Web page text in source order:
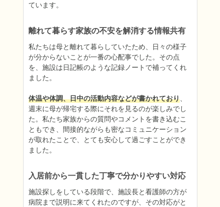
ています。
離れて暮らす家族の不安を解消する情報共有
私たちは母と離れて暮らしていたため、日々の様子
が分からないことが一番の心配事でした。その点
を、施設は日記帳のような記録ノートで補ってくれ
ました。
体温や体調、日中の活動内容などが書かれており、
週末に母が帰宅する際にそれを見るのが楽しみでし
た。私たち家族からの質問やコメントを書き込むこ
ともでき、間接的ながらも密なコミュニケーション
が取れたことで、とても安心して過ごすことができ
ました。
入居前から一貫した丁寧で分かりやすい対応
施設探しをしている段階で、施設長と看護師の方が
病院まで説明に来てくれたのですが、その対応がと